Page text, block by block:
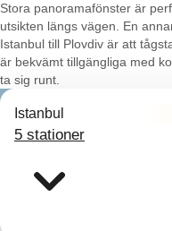
Stora panoramafönster är
utsikten längs vägen. En
Istanbul till Plovdiv är att
är bekvämt tillgängliga med
ta sig runt.
Istanbul
5 stationer